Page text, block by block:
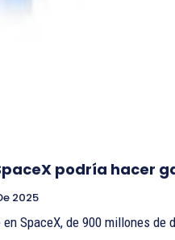
podría hacer
2025
SpaceX, de 900 millones